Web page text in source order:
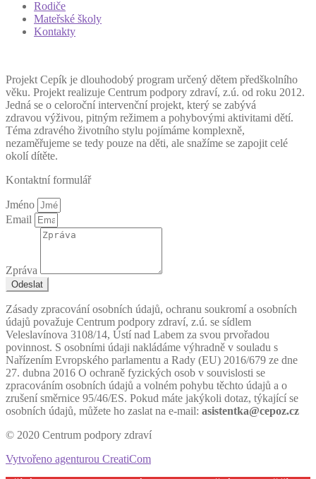
Rodiče
Mateřské školy
Kontakty
Projekt Cepík je dlouhodobý program určený dětem předškolního
věku. Projekt realizuje Centrum podpory zdraví, z.ú. od roku 2012.
Jedná se o celoroční intervenční projekt, který se zabývá
zdravou výživou, pitným režimem a pohybovými aktivitami dětí.
Téma zdravého životního stylu pojímáme komplexně,
nezaměřujeme se tedy pouze na děti, ale snažíme se zapojit celé
okolí dítěte.
Kontaktní formulář
Jméno
Email
Zpráva
Odeslat
Zásady zpracování osobních údajů, ochranu soukromí a osobních
údajů považuje Centrum podpory zdraví, z.ú. se sídlem
Veleslavínova 3108/14, Ústí nad Labem za svou prvořadou
povinnost. S osobními údaji nakládáme výhradně v souladu s
Nařízením Evropského parlamentu a Rady (EU) 2016/679 ze dne
27. dubna 2016 O ochraně fyzických osob v souvislosti se
zpracováním osobních údajů a volném pohybu těchto údajů a o
zrušení směrnice 95/46/ES. Pokud máte jakýkoli dotaz, týkající se
osobních údajů, můžete ho zaslat na e-mail: asistentka@cepoz.cz
© 2020 Centrum podpory zdraví
Vytvořeno agenturou CreatiCom